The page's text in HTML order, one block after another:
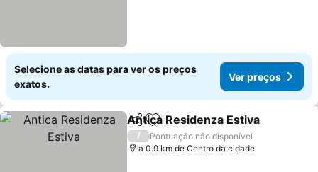
Selecione as datas para ver os preços
exatos.
Ver preços
PartilharAdicionar aos favoritos
Antica Residenza Estiva
/
Pontuação não disponível
a 0.9 km de Centro da cidade